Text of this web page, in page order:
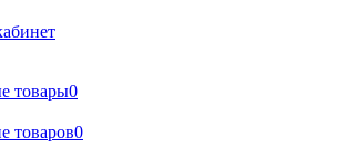
товары0
товаров0